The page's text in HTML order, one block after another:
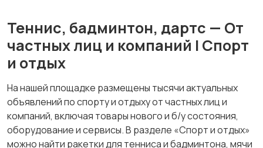
Спортивное питание Другое
Теннис, бадминтон, дартс — От
частных лиц и компаний | Спорт
и отдых
На нашей площадке размещены тысячи актуальных
объявлений по спорту и отдыху от частных лиц и
компаний, включая товары нового и б/у состояния,
оборудование и сервисы. В разделе «Спорт и отдых»
можно найти ракетки для тенниса и бадминтона, мячи